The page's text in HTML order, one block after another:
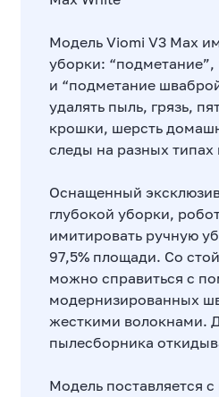
Модель Viomi V3 Max
уборки: “подметание”,
и “подметание
удалять пыль, грязь,
крошки, шерсть
следы на разных типах
Оснащенный
глубокой уборки,
имитировать ручную
97,5% площади. Со
можно справиться с
модернизированных
жесткими волокнами.
пылесборника
Модель поставляется